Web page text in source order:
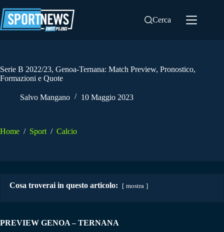
al
contenuto
Cerca
Serie B 2022/23, Genoa-Ternana: Match Preview, Pronostico,
Formazioni e Quote
Salvo Mangano 10 Maggio 2023
Home / Sport / Calcio
Cosa troverai in questo articolo: mostra
PREVIEW GENOA – TERNANA